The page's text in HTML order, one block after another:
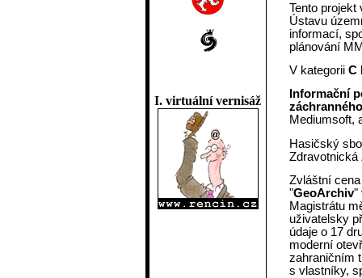
I. virtuální vernisáž
Tento
Ústavu
informací,
plánování
V kategorii C
Informační
Mediumsoft,
Hasičský
Zdravotnická
Zvláštní
"GeoArchiv"
Magistrátu
uživatelsky
údaje o 17
moderní
zahraničním
s vlastníky,